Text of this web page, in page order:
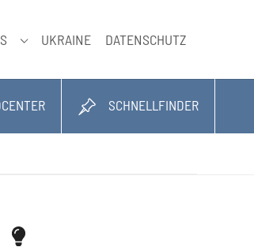
"ÜBER UNS"
SUBMENU FÜR "AKTUELLES"
UKRAINE DATENSCHUTZ
SCHNELLFINDER